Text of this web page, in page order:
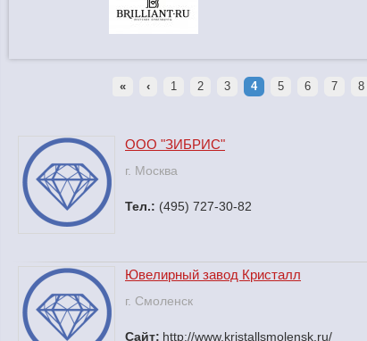
« ‹ 1 2 3 4 5 6 7 8
ООО "ЗИБРИС"
г. Москва
Тел.: (495) 727-30-82
Ювелирный завод Кристалл
г. Смоленск
Сайт: http://www.kristallsmolensk.ru/